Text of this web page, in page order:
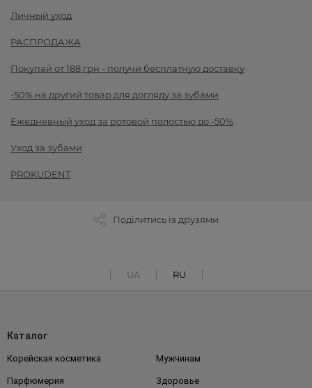
Личный уход
РАСПРОДАЖА
Покупай от 188 грн - получи бесплатную доставку
-50% на другий товар для догляду за зубами
Ежедневный уход за ротовой полостью до -50%
Уход за зубами
PROKUDENT
Поділитись із друзями
UA RU
Каталог
Корейская косметика Мужчинам
Парфюмерия Здоровье